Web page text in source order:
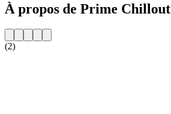
À propos de Prime Chillout
(2)